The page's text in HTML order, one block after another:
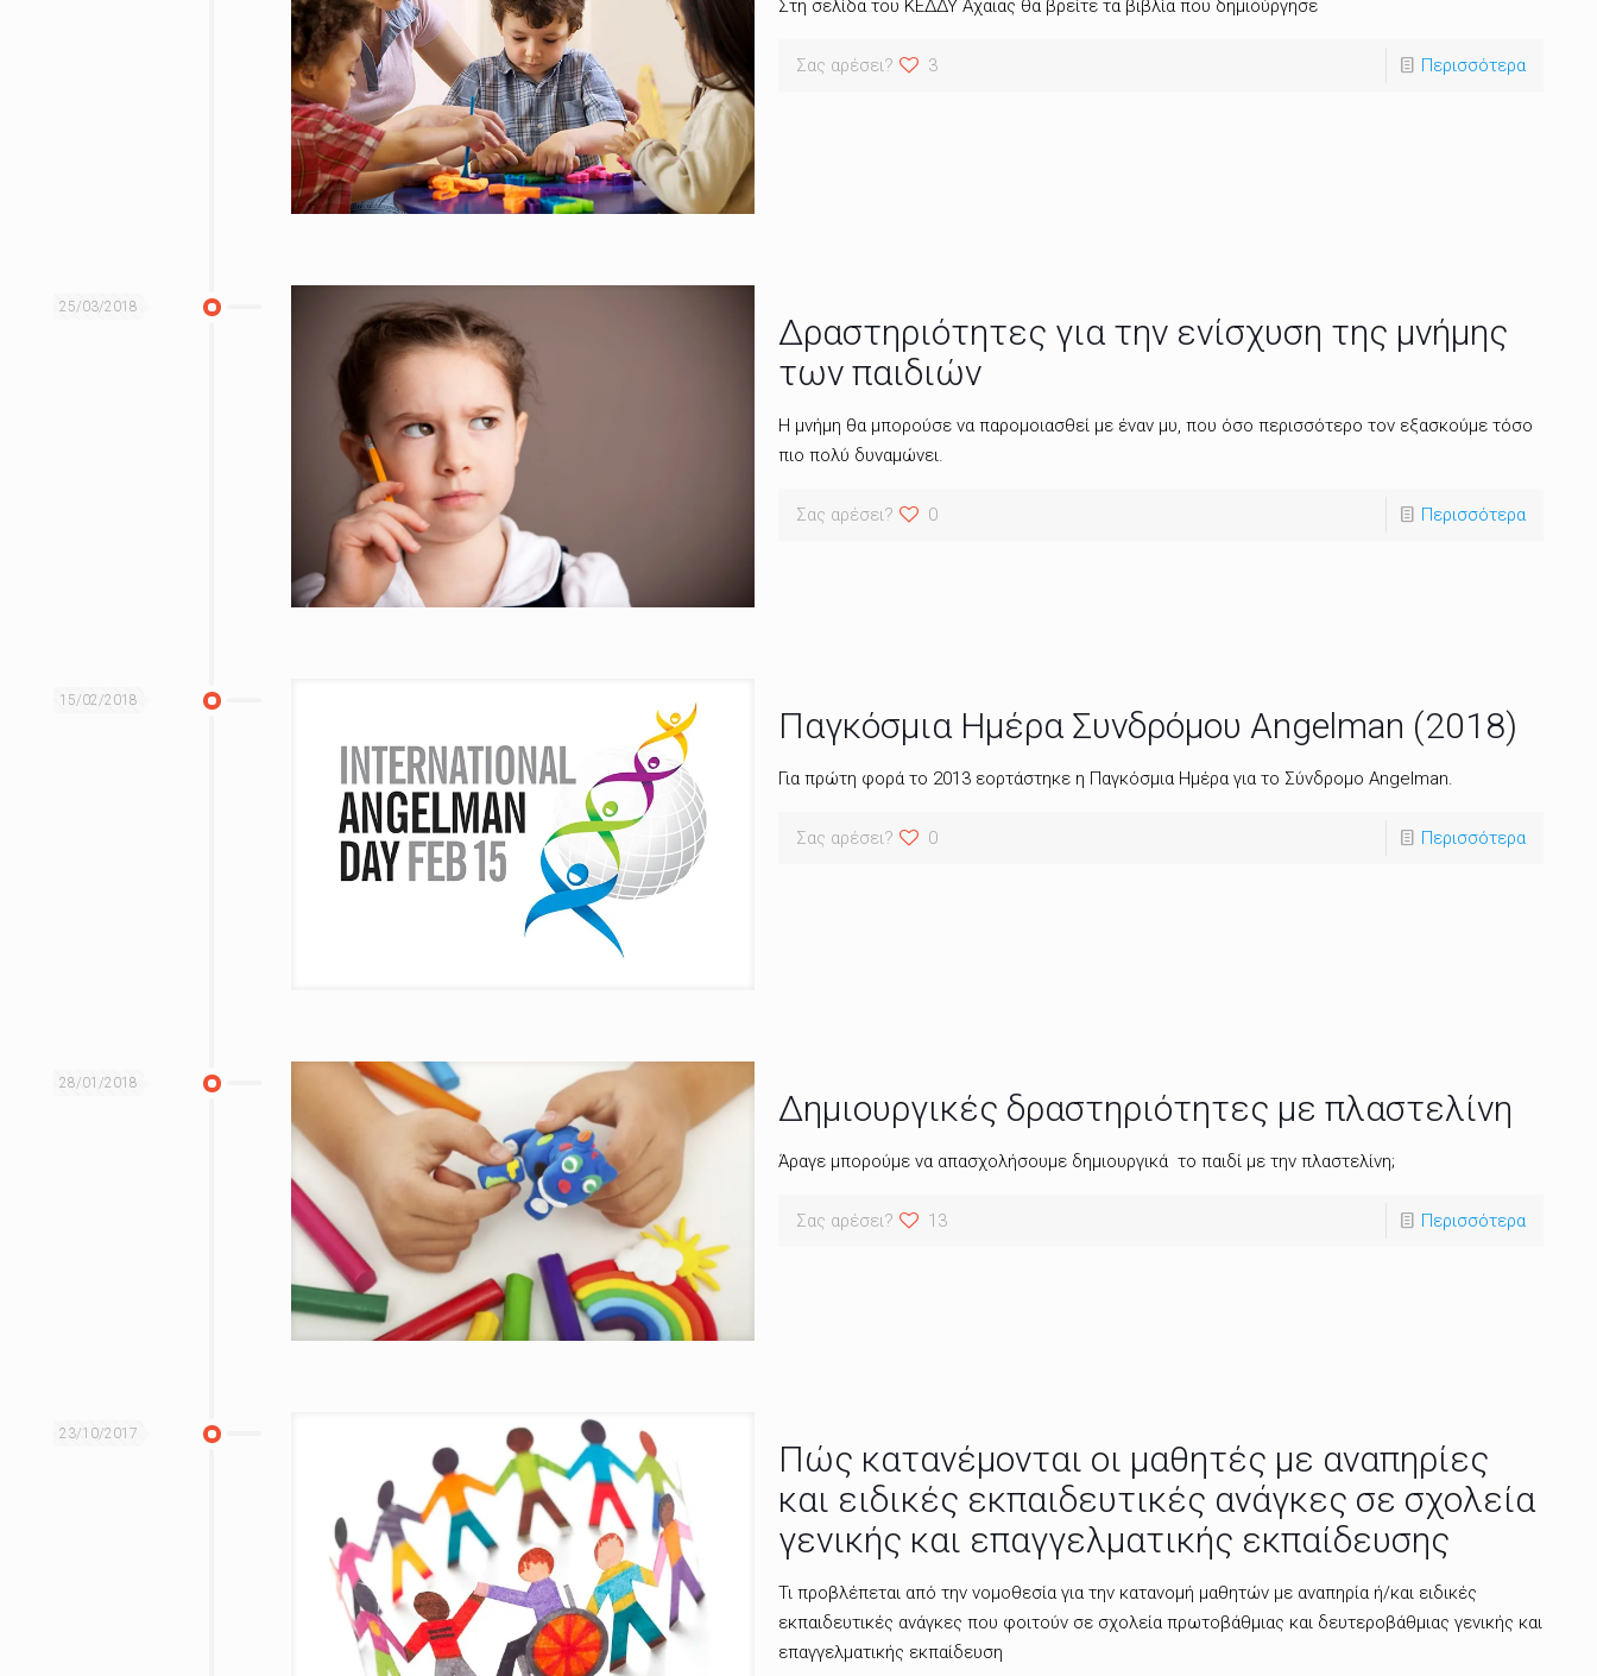
Στη σελίδα του ΚΕΔΔΥ Αχαΐας θα βρείτε τα βιβλία που δημιούργησε
Σας αρέσει? 3 Περισσότερα
25/03/2018
Δραστηριότητες για την ενίσχυση της μνήμης
των παιδιών
Η μνήμη θα μπορούσε να παρομοιασθεί με έναν μυ, που όσο περισσότερο τον εξασκούμε τόσο
πιο πολύ δυναμώνει.
Σας αρέσει? 0 Περισσότερα
15/02/2018
Παγκόσμια Ημέρα Συνδρόμου Angelman (2018)
Για πρώτη φορά το 2013 εορτάστηκε η Παγκόσμια Ημέρα για το Σύνδρομο Angelman.
Σας αρέσει? 0 Περισσότερα
28/01/2018
Δημιουργικές δραστηριότητες με πλαστελίνη
Άραγε μπορούμε να απασχολήσουμε δημιουργικά το παιδί με την πλαστελίνη;
Σας αρέσει? 13 Περισσότερα
23/10/2017
Πώς κατανέμονται οι μαθητές με αναπηρίες
και ειδικές εκπαιδευτικές ανάγκες σε σχολεία
γενικής και επαγγελματικής εκπαίδευσης
Τι προβλέπεται από την νομοθεσία για την κατανομή μαθητών με αναπηρία ή/και ειδικές
εκπαιδευτικές ανάγκες που φοιτούν σε σχολεία πρωτοβάθμιας και δευτεροβάθμιας γενικής και
επαγγελματικής εκπαίδευση